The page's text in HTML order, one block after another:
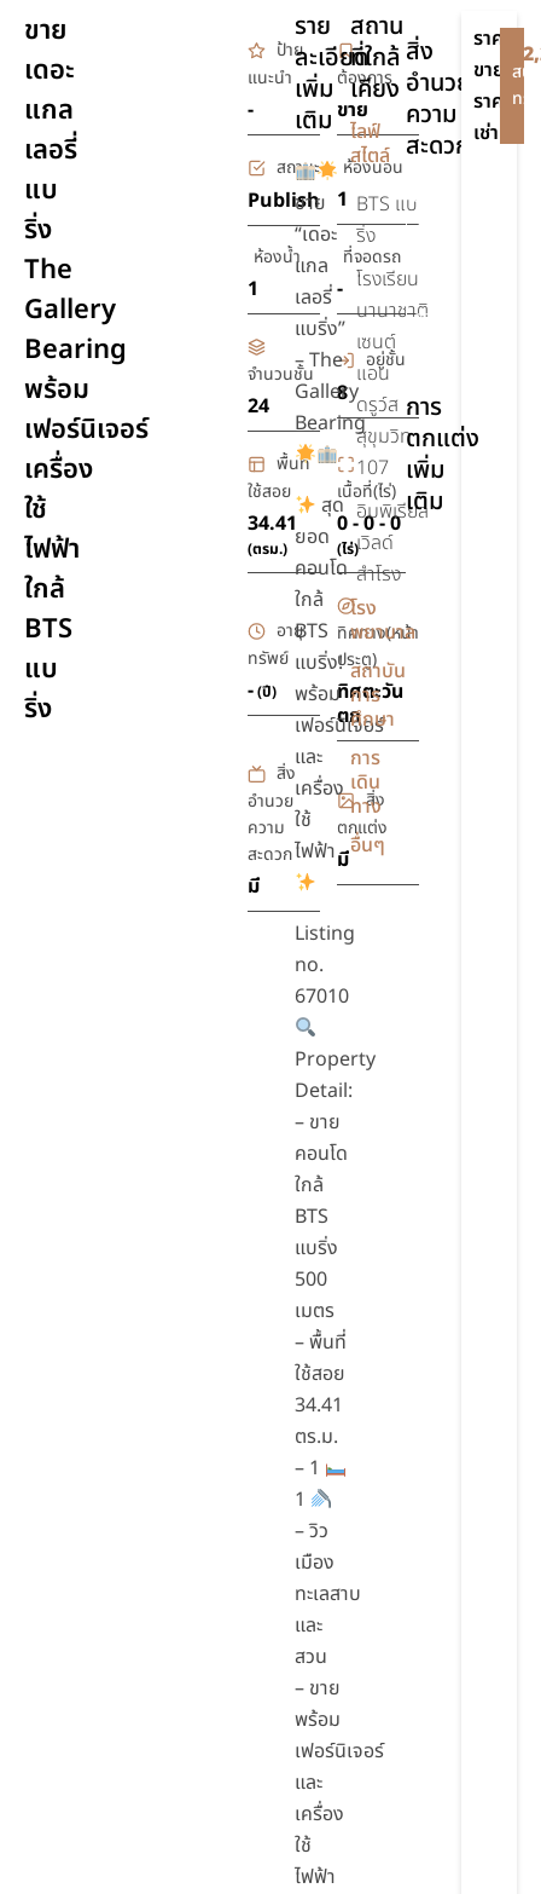
ขาย
เดอะ
แกล
เลอรี่
แบ
ริ่ง
The
Gallery
Bearing
พร้อม
เฟอร์นิเจอร์
เครื่อง
ใช้
ไฟฟ้า
ใกล้
BTS
แบ
ริ่ง
ป้าย
แนะนำ
-
ต้องการ
ขาย
สถานะ
Publish
ห้องนอน
1
ห้องน้ำ
1
ที่จอดรถ
-
จำนวนชั้น
24
อยู่ชั้น
8
พื้นที่
ใช้สอย
34.41
(ตรม.)
เนื้อที่(ไร่)
0 - 0 - 0
(ไร่)
อายุ
ทรัพย์
-(ปี)
ทิศทาง(หน้า
ประตู)
ทิศตะวัน
ตก
สิ่ง
อำนวย
ความ
สะดวก
มี
สิ่ง
ตกแต่ง
มี
ราย
ละเอียด
เพิ่ม
เติม
ขาย
“เดอะ
แกล
เลอรี่
แบริ่ง”
– The
Gallery
Bearing
สุด
ยอด
คอนโด
ใกล้
BTS
แบริ่ง!
พร้อม
เฟอร์นิเจอร์
และ
เครื่อง
ใช้
ไฟฟ้า
Listing
no.
67010
Property
Detail:
– ขาย
คอนโด
ใกล้
BTS
แบริ่ง
500
เมตร
– พื้นที่
ใช้สอย
34.41
ตร.ม.
– 1
1
– วิว
เมือง
ทะเลสาบ
และ
สวน
– ขาย
พร้อม
เฟอร์นิเจอร์
และ
เครื่อง
ใช้
ไฟฟ้า
สถาน
ที่ใกล้
เคียง
ไลฟ์
สไตล์
BTS แบ
ริ่ง
โรงเรียน
นานาชาติ
เซนต์
แอน
ดรูว์ส
สุขุมวิท
107
อิมพิเรียล
เวิลด์
สำโรง
โรง
พยาบาล
สถาบัน
การ
ศึกษา
การ
เดิน
ทาง
อื่นๆ
สิ่ง
อำนวย
ความ
สะดวก
สระ
ว่าย
รักษา
ความ
การ
ตกแต่ง
เพิ่ม
เติม
ราคา
ขาย
฿
ราคา
เช่า
สน
ทรั